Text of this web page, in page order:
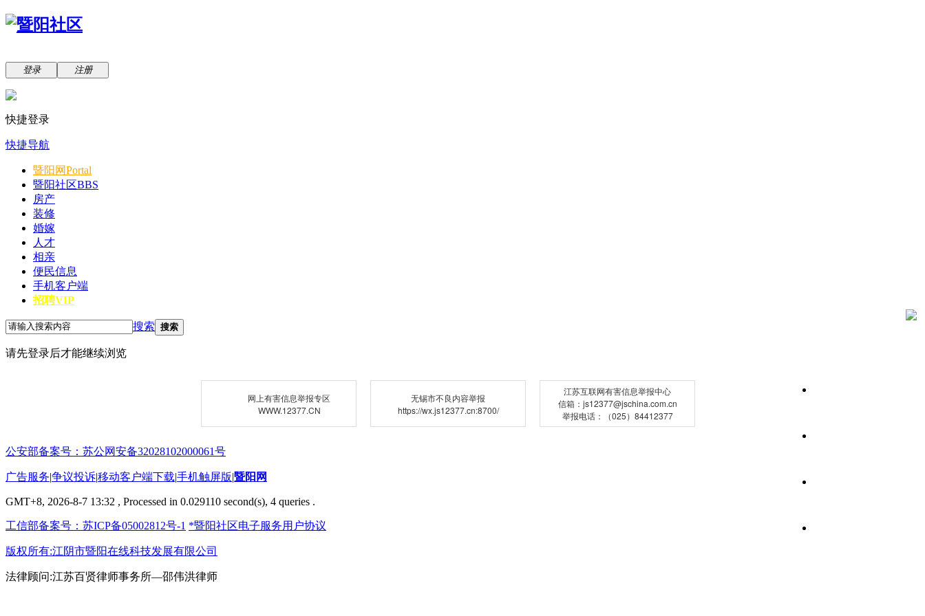
登录 注册
快捷登录
快捷导航
暨阳网Portal
暨阳社区BBS
房产
装修
婚嫁
人才
相亲
便民信息
手机客户端
招聘VIP
搜索 搜索
请先登录后才能继续浏览
网上有害信息举报专区
WWW.12377.CN
无锡市不良内容举报
https://wx.js12377.cn:8700/
江苏互联网有害信息举报中心
信箱：js12377@jschina.com.cn
举报电话：（025）84412377
公安部备案号：苏公网安备32028102000061号
广告服务|争议投诉|移动客户端下载|手机触屏版|暨阳网
GMT+8, 2026-8-7 13:32 , Processed in 0.029110 second(s), 4 queries .
工信部备案号：苏ICP备05002812号-1 *暨阳社区电子服务用户协议
版权所有:江阴市暨阳在线科技发展有限公司
法律顾问:江苏百贤律师事务所—邵伟洪律师